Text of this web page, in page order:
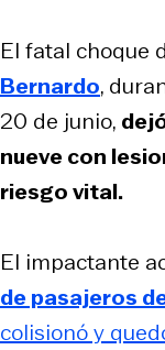
El fatal choque
Bernardo,
20 de junio,
nueve con
riesgo vital.
El impactante
de pasajeros
colisionó y